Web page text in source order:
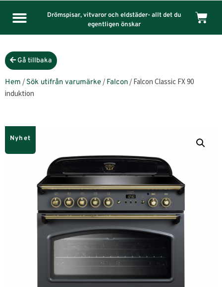
Drömspisar, vitvaror och eldstäder- allt det du
egentligen önskar
Gå tillbaka
Hem / Sök utifrån varumärke / Falcon / Falcon Classic FX 90
induktion
Nyhet